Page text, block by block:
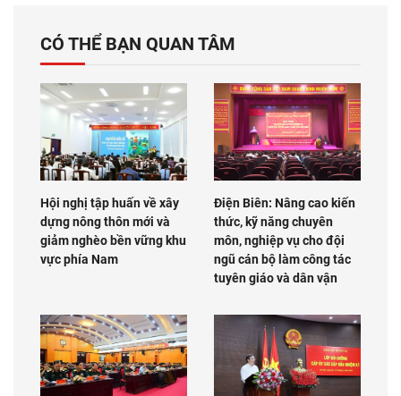
CÓ THỂ BẠN QUAN TÂM
Hội nghị tập huấn về xây
dựng nông thôn mới và
giảm nghèo bền vững khu
vực phía Nam
Điện Biên: Nâng cao kiến
thức, kỹ năng chuyên
môn, nghiệp vụ cho đội
ngũ cán bộ làm công tác
tuyên giáo và dân vận